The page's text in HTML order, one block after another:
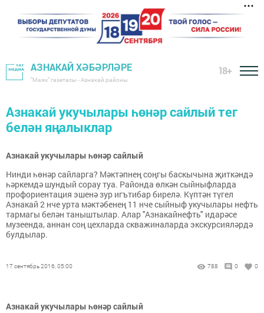
АЗНАКАЙ ХӘБӘРЛӘРЕ
"Маяк" газетасы - Азнакай районы
18+
Азнакай укучылары һөнәр сайлый тег
белән яңалыклар
Азнакай укучылары һөнәр сайлый
Нинди һөнәр сайларга? Мәктәпнең соңгы баскычына җиткәндә
һәркемдә шундый сорау туа. Районда өлкән сыйныфларда
профориентация эшенә зур игътибар бирелә. Күптән түгел
Азнакай 2 нче урта мәктәбенең 11 нче сыйныф укучылары нефть
тармагы белән таныштылар. Алар "Азнакайнефть" идарәсе
музеенда, аннан соң цехларда скважиналарда экскурсияләрдә
булдылар.
17 сентябрь 2016, 05:00 788 0 0
Азнакай укучылары һөнәр сайлый